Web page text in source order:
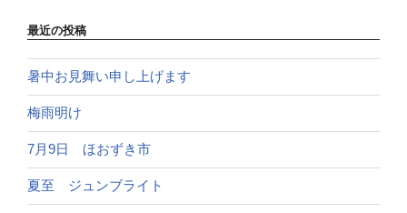
最近の投稿
暑中お見舞い申し上げます
梅雨明け
7月9日 ほおずき市
夏至 ジュンブライト